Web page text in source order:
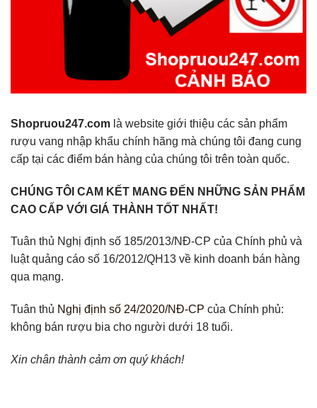
Shopruou247.com là website giới thiệu các sản phẩm
rượu vang nhập khẩu chính hãng mà chúng tôi đang cung
cấp tại các điểm bán hàng của chúng tôi trên toàn quốc.
CHÚNG TÔI CAM KẾT MANG ĐẾN NHỮNG SẢN PHẨM
CAO CẤP VỚI GIÁ THÀNH TỐT NHẤT!
Tuân thủ Nghị định số 185/2013/NĐ-CP của Chính phủ và
luật quảng cáo số 16/2012/QH13 về kinh doanh bán hàng
qua mạng.
Tuân thủ Nghị định số 24/2020/NĐ-CP của Chính phủ:
không bán rượu bia cho người dưới 18 tuổi.
Xin chân thành cảm ơn quý khách!